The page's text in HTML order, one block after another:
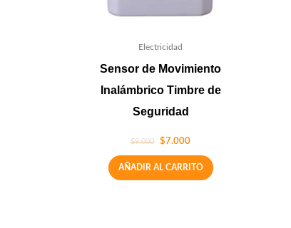
Electricidad
Sensor de Movimiento
Inalámbrico Timbre de
Seguridad
$9.000 $7.000
AÑADIR AL CARRITO